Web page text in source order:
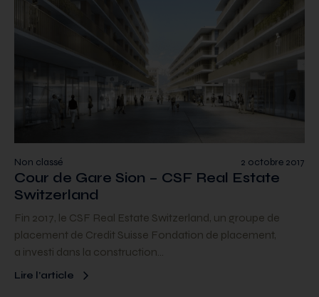
2 octobre 2017
Non classé
Cour de Gare Sion – CSF Real Estate
Switzerland
Fin 2017, le CSF Real Estate Switzerland, un groupe de
placement de Credit Suisse Fondation de placement,
a investi dans la construction…
Lire l’article